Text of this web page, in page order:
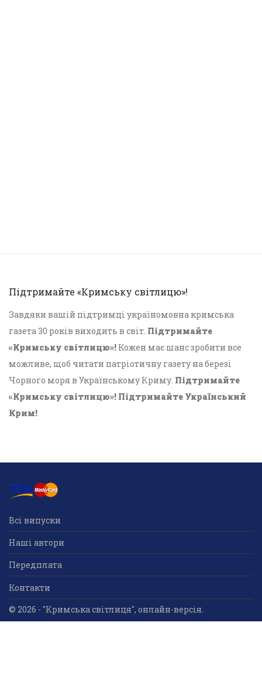
Підтримайте «Кримську світлицю»!
Завдяки вашій підтримці україномовна кримська
газета 30 років виходить в світ. Підтримайте
«Кримську світлицю»! Кожен має шанс зробити все
можливе, щоб читати патріотичну газету на березі
Чорного моря в Українському Криму. Підтримайте
«Кримську світлицю»! Підтримайте Український
Крим!
Всі випуски
Наші автори
Передплата
Контакти
© 2026 - "Кримська світлиця", онлайн-версія.